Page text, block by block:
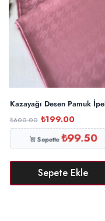
Kazayağı Desen Pamuk
₺600.00 ₺199.00
Sepette₺99.50
Sepete Ekle